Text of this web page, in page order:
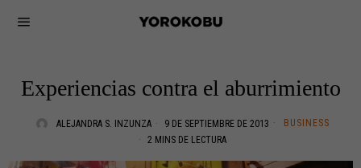
Experiencias contra el aburrimiento
ALEJANDRA S. INZUNZA 9 DE SEPTIEMBRE DE 2013
BUSINESS
2 MINS DE LECTURA